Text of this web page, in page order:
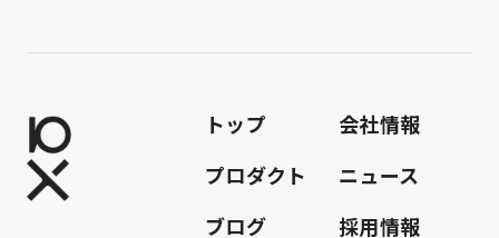
トップ
会社情報
プロダクト
ニュース
ブログ
採用情報